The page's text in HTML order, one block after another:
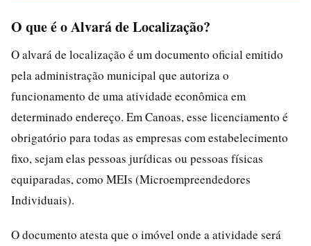
O que é o Alvará de Localização?
O alvará de localização é um documento oficial emitido
pela administração municipal que autoriza o
funcionamento de uma atividade econômica em
determinado endereço. Em Canoas, esse licenciamento é
obrigatório para todas as empresas com estabelecimento
fixo, sejam elas pessoas jurídicas ou pessoas físicas
equiparadas, como MEIs (Microempreendedores
Individuais).
O documento atesta que o imóvel onde a atividade será